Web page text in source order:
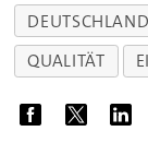
DEUTSCHLAND
QUALITÄT